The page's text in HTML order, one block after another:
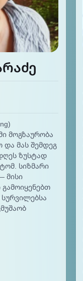
მოგზაურობა
და მას შემდეგ
ზუსტად
სიზმარი
მისი
სურვილებსა